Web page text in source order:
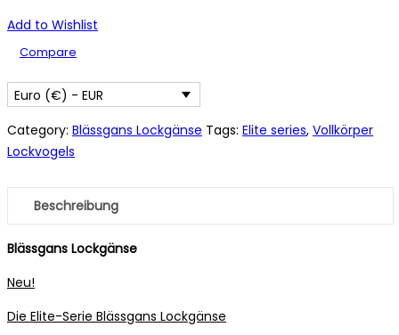
Menge
Add to Wishlist
Compare
Euro (€) - EUR
Category: Blässgans Lockgänse Tags: Elite series, Vollkörper
Lockvogels
Beschreibung
Blässgans Lockgänse
Neu!
Die Elite-Serie Blässgans Lockgänse